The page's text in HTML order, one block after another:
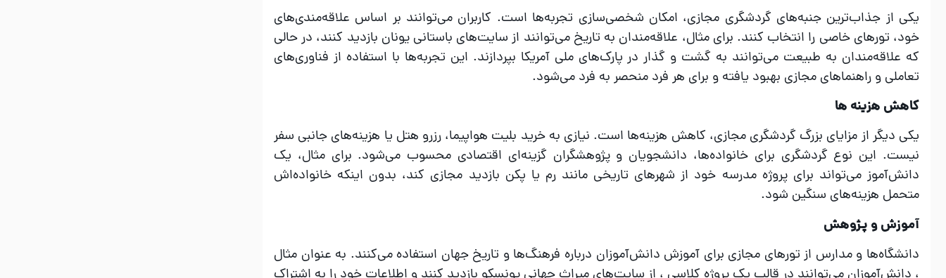
یکی از جذاب‌ترین جنبه‌های گردشگری مجازی، امکان شخصی‌سازی تجربه‌ها است. کاربران می‌توانند بر اساس علاقه‌مندی‌های
خود، تورهای خاصی را انتخاب کنند. برای مثال، علاقه‌مندان به تاریخ می‌توانند از سایت‌های باستانی یونان بازدید کنند، در حالی
که علاقه‌مندان به طبیعت می‌توانند به گشت و گذار در پارک‌های ملی آمریکا بپردازند. این تجربه‌ها با استفاده از فناوری‌های
تعاملی و راهنماهای مجازی بهبود یافته و برای هر فرد منحصر به فرد می‌شود.
کاهش هزینه‌ ها
یکی دیگر از مزایای بزرگ گردشگری مجازی، کاهش هزینه‌ها است. نیازی به خرید بلیت هواپیما، رزرو هتل یا هزینه‌های جانبی سفر
نیست. این نوع گردشگری برای خانواده‌ها، دانشجویان و پژوهشگران گزینه‌ای اقتصادی محسوب می‌شود. برای مثال، یک
دانش‌آموز می‌تواند برای پروژه مدرسه خود از شهرهای تاریخی مانند رم یا پکن بازدید مجازی کند، بدون اینکه خانواده‌اش
متحمل هزینه‌های سنگین شود.
آموزش و پژوهش
دانشگاه‌ها و مدارس از تورهای مجازی برای آموزش دانش‌آموزان درباره فرهنگ‌ها و تاریخ جهان استفاده می‌کنند. به عنوان مثال